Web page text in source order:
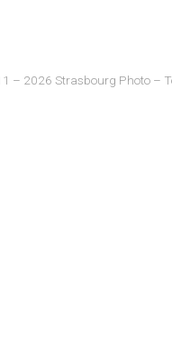
– 2026 Strasbourg Photo –